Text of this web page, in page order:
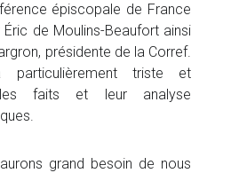
épiscopale de France
de Moulins-Beaufort ainsi
présidente de la Corref.
particulièrement triste et
faits et leur analyse
grand besoin de nous